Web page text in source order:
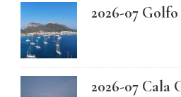
2026-07
2026-07 Cala